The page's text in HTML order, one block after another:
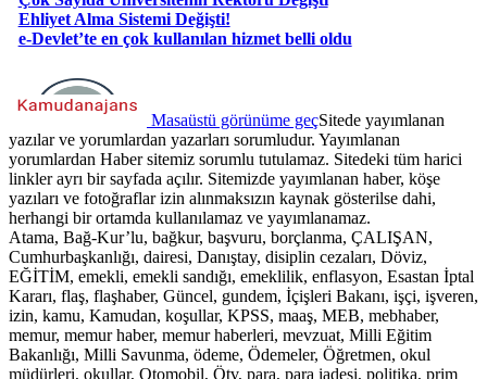
Ehliyet Alma Sistemi Değişti!
e-Devlet’te en çok kullanılan hizmet belli oldu
Masaüstü görünüme geçSitede yayımlanan
yazılar ve yorumlardan yazarları sorumludur. Yayımlanan
yorumlardan Haber sitemiz sorumlu tutulamaz. Sitedeki tüm harici
linkler ayrı bir sayfada açılır. Sitemizde yayımlanan haber, köşe
yazıları ve fotoğraflar izin alınmaksızın kaynak gösterilse dahi,
herhangi bir ortamda kullanılamaz ve yayımlanamaz.
Atama, Bağ-Kur’lu, bağkur, başvuru, borçlanma, ÇALIŞAN,
Cumhurbaşkanlığı, dairesi, Danıştay, disiplin cezaları, Döviz,
EĞİTİM, emekli, emekli sandığı, emeklilik, enflasyon, Esastan İptal
Kararı, flaş, flaşhaber, Güncel, gundem, İçişleri Bakanı, işçi, işveren,
izin, kamu, Kamudan, koşullar, KPSS, maaş, MEB, mebhaber,
memur, memur haber, memur haberleri, mevzuat, Milli Eğitim
Bakanlığı, Milli Savunma, ödeme, Ödemeler, Öğretmen, okul
müdürleri, okullar, Otomobil, Ötv, para, para iadesi, politika, prim